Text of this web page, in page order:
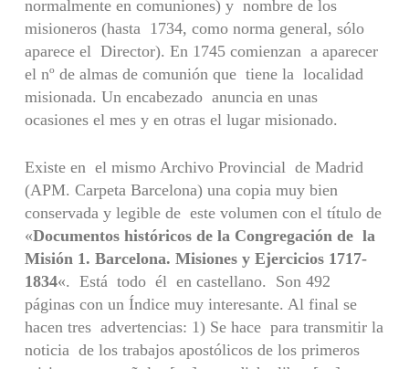
normalmente en comuniones) y nombre de los
misioneros (hasta 1734, como norma general, sólo
aparece el Director). En 1745 comienzan a aparecer
el nº de almas de comunión que tiene la localidad
misionada. Un encabezado anuncia en unas
ocasiones el mes y en otras el lugar misionado.
Existe en el mismo Archivo Provincial de Madrid
(APM. Carpeta Barcelona) una copia muy bien
conservada y legible de este volumen con el título de
«Documentos históricos de la Congregación de la
Misión 1. Barcelona. Misiones y Ejercicios 1717-
1834«. Está todo él en castellano. Son 492
páginas con un Índice muy interesante. Al final se
hacen tres advertencias: 1) Se hace para transmitir la
noticia de los trabajos apostólicos de los primeros